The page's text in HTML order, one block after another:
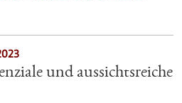
und aussichtsreiche